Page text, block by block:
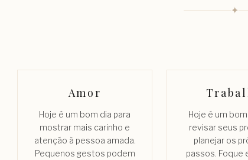
✦
Amor
Hoje é um bom dia para
mostrar mais carinho e
atenção à pessoa amada.
Pequenos gestos podem
Hoje é um
revisar seus
planejar os
passos. Foque